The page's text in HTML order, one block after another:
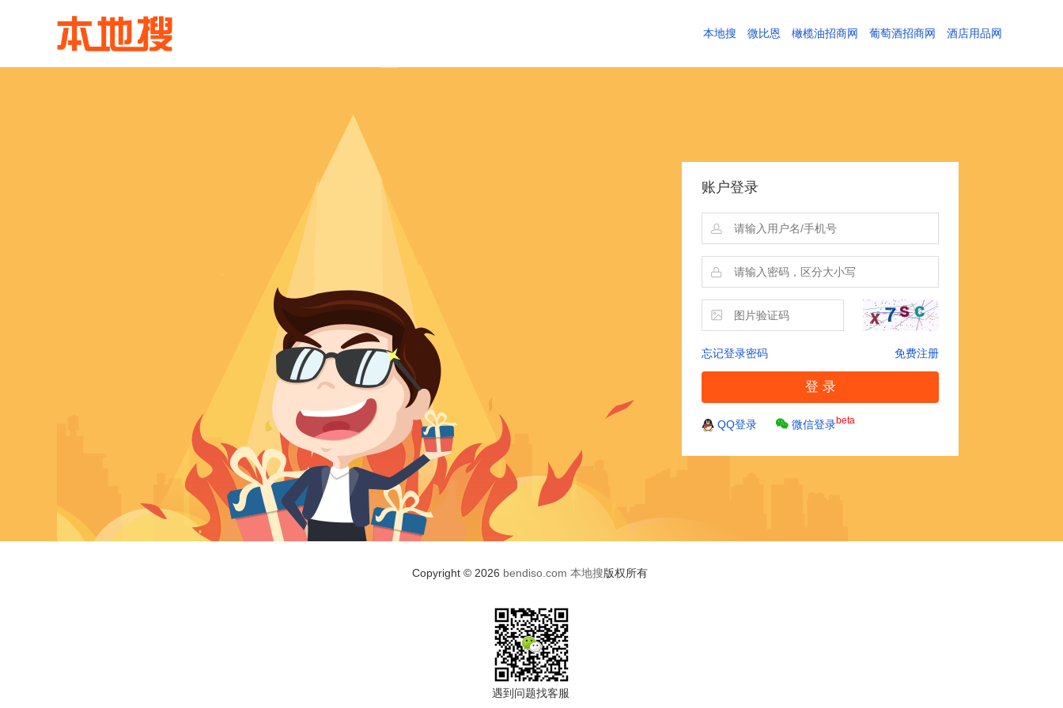
本地搜 微比恩 橄榄油招商网 葡萄酒招商网 酒店用品网
账户登录
忘记登录密码 免费注册
QQ登录 微信登录beta
Copyright © 2026 bendiso.com 本地搜版权所有
遇到问题找客服